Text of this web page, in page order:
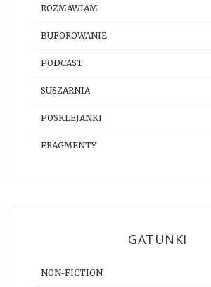
ROZMAWIAM
BUFOROWANIE
PODCAST
SUSZARNIA
POSKLEJANKI
FRAGMENTY
GATUNKI
NON-FICTION